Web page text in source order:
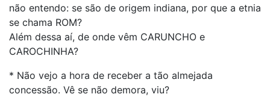
não entendo: se são de origem indiana, por que a etnia
se chama ROM?
Além dessa aí, de onde vêm CARUNCHO e
CAROCHINHA?
* Não vejo a hora de receber a tão almejada
concessão. Vê se não demora, viu?